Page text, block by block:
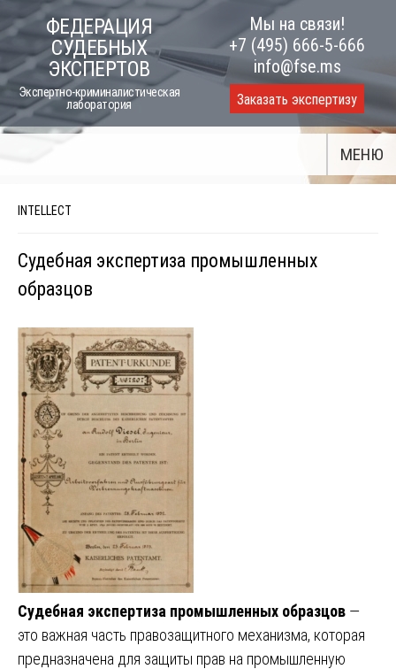
to
content
ФЕДЕРАЦИЯ
СУДЕБНЫХ
ЭКСПЕРТОВ
Экспертно-криминалистическая
лаборатория
Мы на связи!
+7 (495) 666-5-666
info@fse.ms
Заказать экспертизу
МЕНЮ
INTELLECT
Судебная экспертиза промышленных
образцов
Судебная экспертиза промышленных образцов —
это важная часть правозащитного механизма, которая
предназначена для защиты прав на промышленную